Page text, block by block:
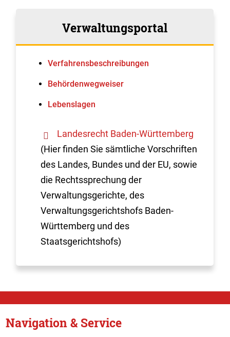
Verwaltungsportal
Verfahrens­beschreibungen
Behördenwegweiser
Lebenslagen
Landesrecht Baden-Württemberg
(Hier finden Sie sämtliche Vorschriften
des Landes, Bundes und der EU, sowie
die Rechtssprechung der
Verwaltungsgerichte, des
Verwaltungsgerichtshofs Baden-
Württemberg und des
Staatsgerichtshofs)
Navigation & Service